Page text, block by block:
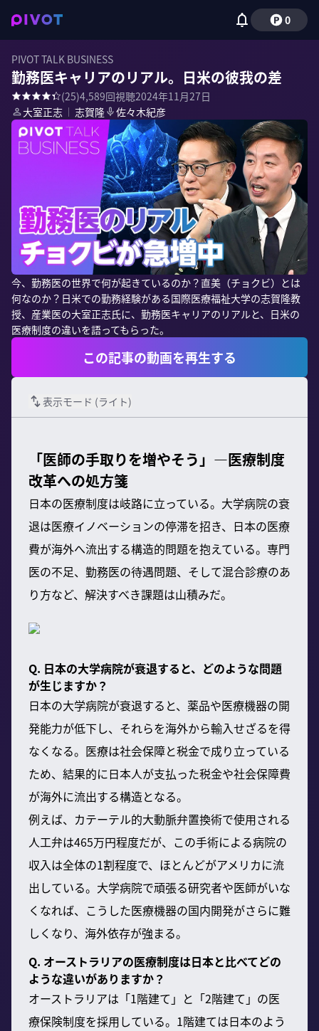
0
PIVOT TALK BUSINESS
勤務医キャリアのリアル。日米の彼我の差
(25)4,589回視聴2024年11月27日
大室正志 ｜ 志賀隆 佐々木紀彦
今、勤務医の世界で何が起きているのか？直美（チョクビ）とは
何なのか？日米での勤務経験がある国際医療福祉大学の志賀隆教
授、産業医の大室正志氏に、勤務医キャリアのリアルと、日米の
医療制度の違いを語ってもらった。
この記事の動画を再生する
表示モード (ライト)
「医師の手取りを増やそう」―医療制度
改革への処方箋
日本の医療制度は岐路に立っている。大学病院の衰
退は医療イノベーションの停滞を招き、日本の医療
費が海外へ流出する構造的問題を抱えている。専門
医の不足、勤務医の待遇問題、そして混合診療のあ
り方など、解決すべき課題は山積みだ。
Q. 日本の大学病院が衰退すると、どのような問題
が生じますか？
日本の大学病院が衰退すると、薬品や医療機器の開
発能力が低下し、それらを海外から輸入せざるを得
なくなる。医療は社会保障と税金で成り立っている
ため、結果的に日本人が支払った税金や社会保障費
が海外に流出する構造となる。
例えば、カテーテル的大動脈弁置換術で使用される
人工弁は465万円程度だが、この手術による病院の
収入は全体の1割程度で、ほとんどがアメリカに流
出している。大学病院で頑張る研究者や医師がいな
くなれば、こうした医療機器の国内開発がさらに難
しくなり、海外依存が強まる。
Q. オーストラリアの医療制度は日本と比べてどの
ような違いがありますか？
オーストラリアは「1階建て」と「2階建て」の医
療保険制度を採用している。1階建ては日本のよう